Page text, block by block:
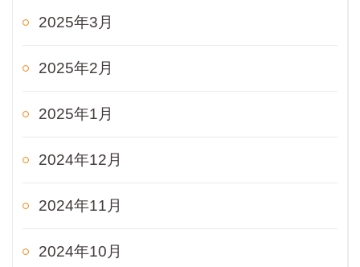
2025年3月
2025年2月
2025年1月
2024年12月
2024年11月
2024年10月